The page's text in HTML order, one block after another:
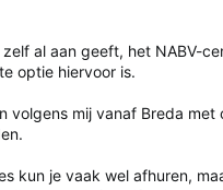
al aan geeft, het NABV-
optie hiervoor is.
volgens mij vanaf Breda met
kun je vaak wel afhuren,